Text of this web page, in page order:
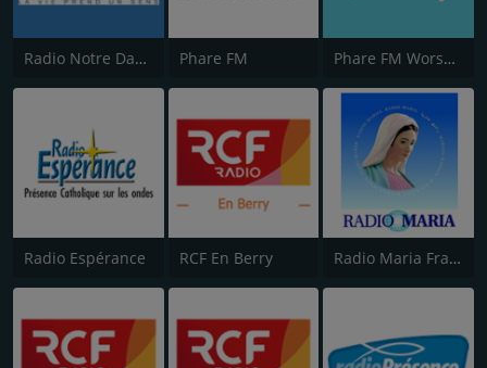
Radio Notre Dame Phare FM Phare FM Worship
Radio Espérance RCF En Berry Radio Maria France